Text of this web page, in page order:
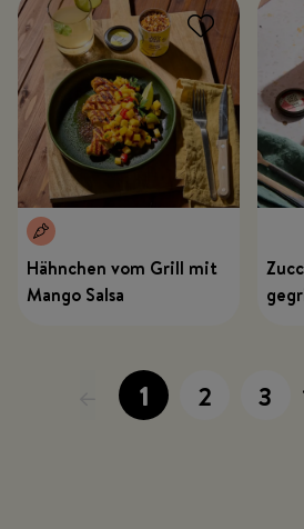
Hähnchen vom Grill mit
Mango Salsa
1 2 3